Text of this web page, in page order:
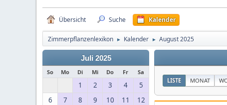
Übersicht Suche Kalender
Zimmerpflanzenlexikon ► Kalender ► August 2025
Juli 2025
So Mo Di Mi Do Fr Sa
1 2 3 4
5
6
7 8 9 10 11
12
LISTE MONAT